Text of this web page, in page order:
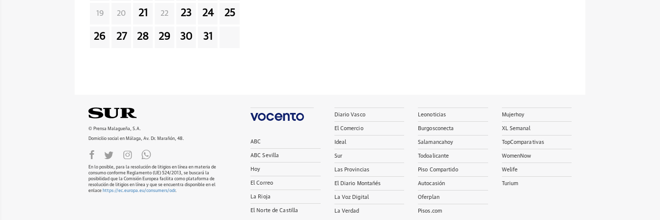
19 20 21 22 23 24 25
26 27 28 29 30 31
© Prensa Malagueña, S.A.
Domicilio social en Málaga, Av. Dr. Marañón, 48.
En lo posible, para la resolución de litigios en línea en materia de
consumo conforme Reglamento (UE) 524/2013, se buscará la
posibilidad que la Comisión Europea facilita como plataforma de
resolución de litigios en línea y que se encuentra disponible en el
enlace https://ec.europa.eu/consumers/odr.
ABC
ABC Sevilla
Hoy
El Correo
La Rioja
El Norte de Castilla
Diario Vasco
El Comercio
Ideal
Sur
Las Provincias
El Diario Montañés
La Voz Digital
La Verdad
Leonoticias
Burgosconecta
Salamancahoy
Todoalicante
Piso Compartido
Autocasión
Oferplan
Pisos.com
Mujerhoy
XL Semanal
TopComparativas
WomenNow
Welife
Turium